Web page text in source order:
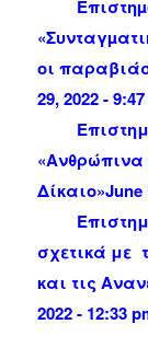
οι
29, 2022 -
«Ανθρώπινα
Δίκαιο»June
σχετικά με
και τις
2022 - 12:33